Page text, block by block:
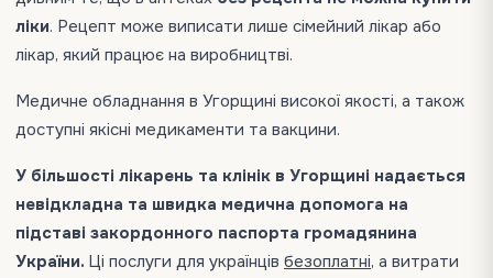
ліки. Рецепт може виписати лише сімейний лікар або
лікар, який працює на виробництві.
Медичне обладнання в Угорщині високої якості, а також
доступні якісні медикаменти та вакцини.
У більшості лікарень та клінік в Угорщині надається
невідкладна та швидка медична допомога на
підставі закордонного паспорта громадянина
України. Ці послуги для українців безоплатні, а витрати